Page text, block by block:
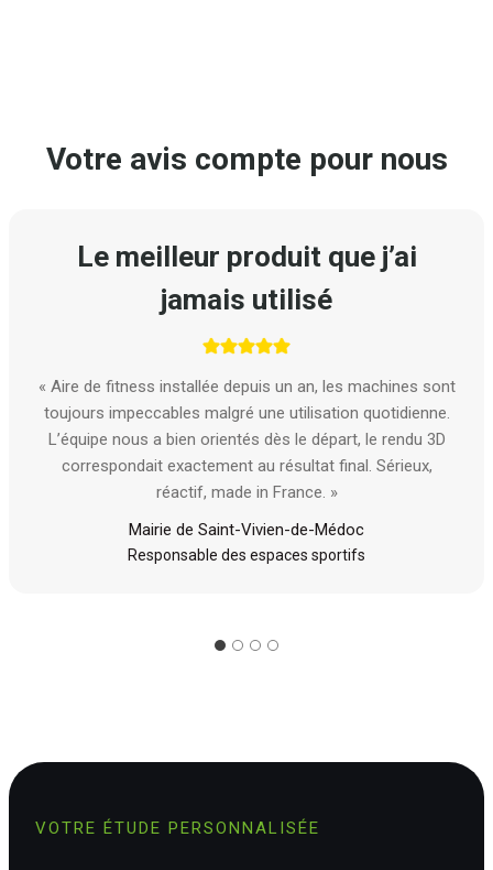
Votre avis compte pour nous
Le meilleur produit que j’ai
jamais utilisé
« Aire de fitness installée depuis un an, les machines sont
toujours impeccables malgré une utilisation quotidienne.
L’équipe nous a bien orientés dès le départ, le rendu 3D
correspondait exactement au résultat final. Sérieux,
réactif, made in France. »
Mairie de Saint-Vivien-de-Médoc
Responsable des espaces sportifs
VOTRE ÉTUDE PERSONNALISÉE